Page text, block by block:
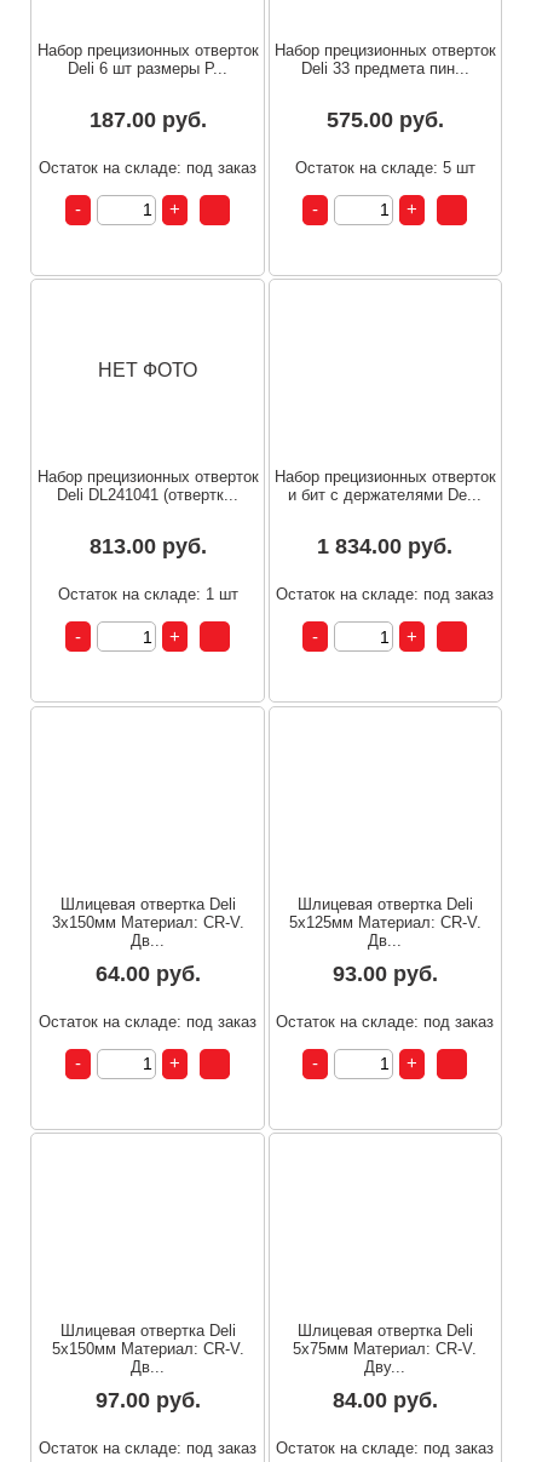
Набор прецизионных отверток
Deli 6 шт размеры P...
187.00 руб.
Остаток на складе: под заказ
Набор прецизионных отверток
Deli 33 предмета пин...
575.00 руб.
Остаток на складе: 5 шт
НЕТ ФОТО
Набор прецизионных отверток
Deli DL241041 (отвертк...
813.00 руб.
Остаток на складе: 1 шт
Набор прецизионных отверток
и бит с держателями De...
1 834.00 руб.
Остаток на складе: под заказ
Шлицевая отвертка Deli
3х150мм Материал: CR-V.
Дв...
64.00 руб.
Остаток на складе: под заказ
Шлицевая отвертка Deli
5х125мм Материал: CR-V.
Дв...
93.00 руб.
Остаток на складе: под заказ
Шлицевая отвертка Deli
5х150мм Материал: CR-V.
Дв...
97.00 руб.
Остаток на складе: под заказ
Шлицевая отвертка Deli
5х75мм Материал: CR-V.
Дву...
84.00 руб.
Остаток на складе: под заказ